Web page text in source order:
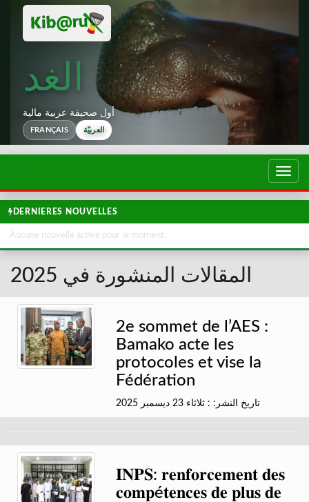
الغد
أول صحيفة عربية مالية
FRANÇAIS العربيّة
تبديل
DERNIERES NOUVELLES
Aucune nouvelle active pour le moment.
المقالات المنشورة في 2025
2e sommet de l’AES :
Bamako acte les
protocoles et vise la
Fédération
تاريخ النشر: : ثلاثاء 23 ديسمبر 2025
𝐈𝐍𝐏𝐒: 𝐫𝐞𝐧𝐟𝐨𝐫𝐜𝐞𝐦𝐞𝐧𝐭 𝐝𝐞𝐬
𝐜𝐨𝐦𝐩é𝐭𝐞𝐧𝐜𝐞𝐬 𝐝𝐞 𝐩𝐥𝐮𝐬 𝐝𝐞